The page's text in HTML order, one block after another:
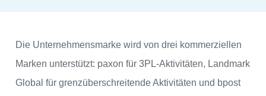
Die Unternehmensmarke wird von drei kommerziellen
Marken unterstützt: paxon für 3PL-Aktivitäten, Landmark
Global für grenzüberschreitende Aktivitäten und bpost